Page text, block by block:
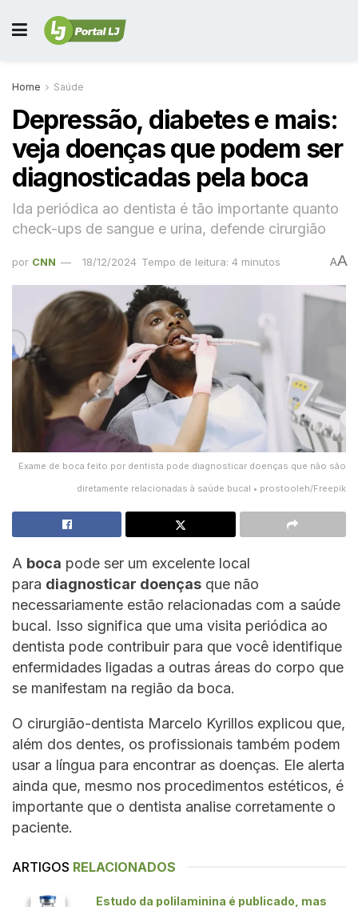
Home Saúde
Depressão, diabetes e mais:
veja doenças que podem ser
diagnosticadas pela boca
Ida periódica ao dentista é tão importante quanto
check-ups de sangue e urina, defende cirurgião
por CNN 18/12/2024 Tempo de leitura: 4 minutos AA
Exame de boca feito por dentista pode diagnosticar doenças que não são
diretamente relacionadas à saúde bucal • prostooleh/Freepik
A boca pode ser um excelente local
para diagnosticar doenças que não
necessariamente estão relacionadas com a saúde
bucal. Isso significa que uma visita periódica ao
dentista pode contribuir para que você identifique
enfermidades ligadas a outras áreas do corpo que
se manifestam na região da boca.
O cirurgião-dentista Marcelo Kyrillos explicou que,
além dos dentes, os profissionais também podem
usar a língua para encontrar as doenças. Ele alerta
ainda que, mesmo nos procedimentos estéticos, é
importante que o dentista analise corretamente o
paciente.
ARTIGOS RELACIONADOS
Estudo da polilaminina é publicado, mas